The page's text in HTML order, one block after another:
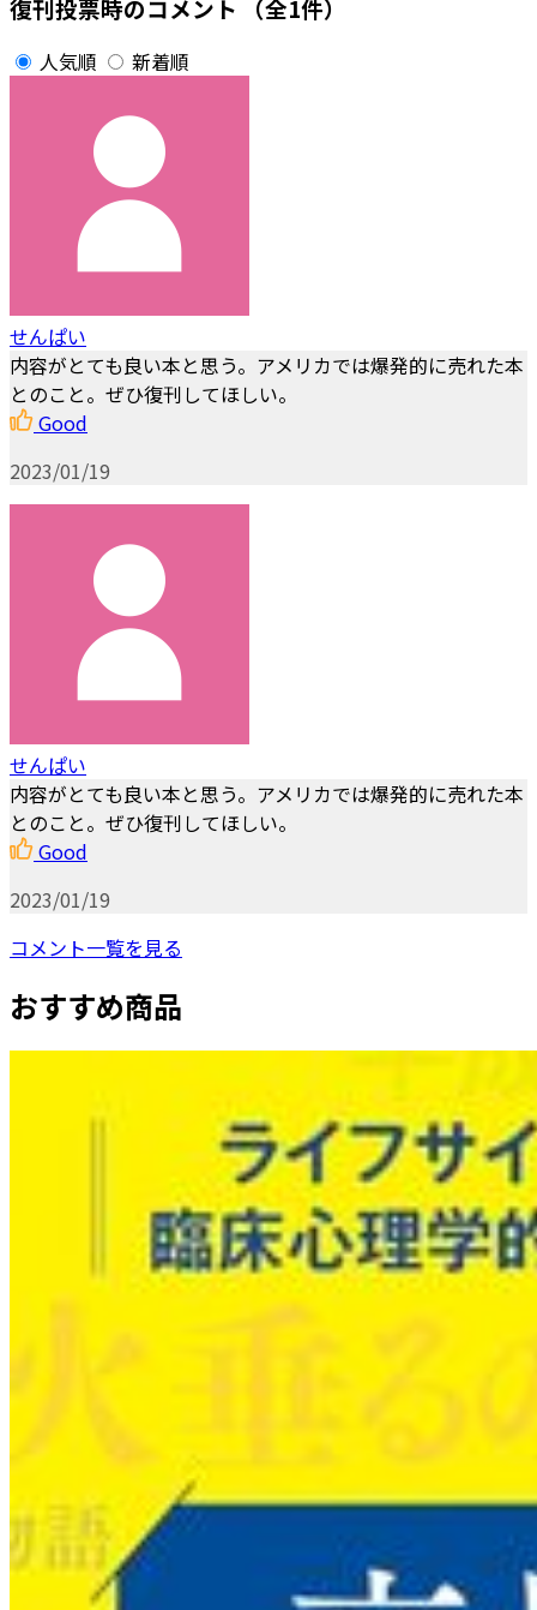
復刊投票時のコメント （全1件）
人気順 新着順
せんぱい
内容がとても良い本と思う。アメリカでは爆発的に売れた本
とのこと。ぜひ復刊してほしい。
Good
2023/01/19
せんぱい
内容がとても良い本と思う。アメリカでは爆発的に売れた本
とのこと。ぜひ復刊してほしい。
Good
2023/01/19
コメント一覧を見る
おすすめ商品